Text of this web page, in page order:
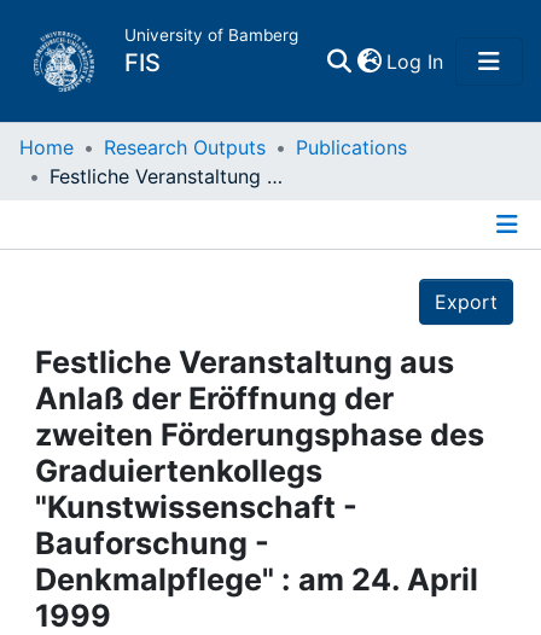
University of Bamberg
FIS Log In(current)
Home
Projects
People
Institutions
Awards
My FIS
Home Research Outputs
Publications
Festliche Veranstaltung aus Anlaß der Eröffnung der zweiten Förderungsphase des Graduiertenkollegs "Kunstwissenschaft - Bauforschung - Denkmalpflege" : am 24. April 1999
Export
Festliche Veranstaltung aus
Anlaß der Eröffnung der
zweiten Förderungsphase des
Graduiertenkollegs
"Kunstwissenschaft -
Bauforschung -
Denkmalpflege" : am 24. April
1999